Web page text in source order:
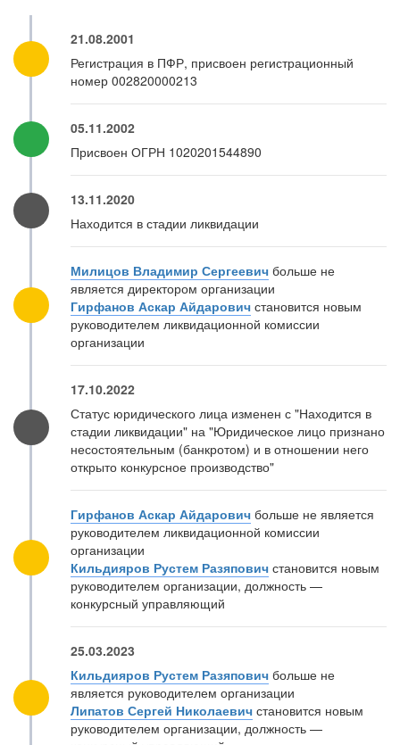
21.08.2001
Регистрация в ПФР, присвоен регистрационный
номер 002820000213
05.11.2002
Присвоен ОГРН 1020201544890
13.11.2020
Находится в стадии ликвидации
Милицов Владимир Сергеевич больше не
является директором организации
Гирфанов Аскар Айдарович становится новым
руководителем ликвидационной комиссии
организации
17.10.2022
Статус юридического лица изменен с "Находится в
стадии ликвидации" на "Юридическое лицо признано
несостоятельным (банкротом) и в отношении него
открыто конкурсное производство"
Гирфанов Аскар Айдарович больше не является
руководителем ликвидационной комиссии
организации
Кильдияров Рустем Разяпович становится новым
руководителем организации, должность —
конкурсный управляющий
25.03.2023
Кильдияров Рустем Разяпович больше не
является руководителем организации
Липатов Сергей Николаевич становится новым
руководителем организации, должность —